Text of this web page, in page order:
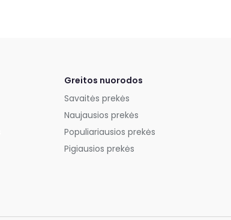
Greitos nuorodos
Savaitės prekės
Naujausios prekės
Populiariausios prekės
Pigiausios prekės